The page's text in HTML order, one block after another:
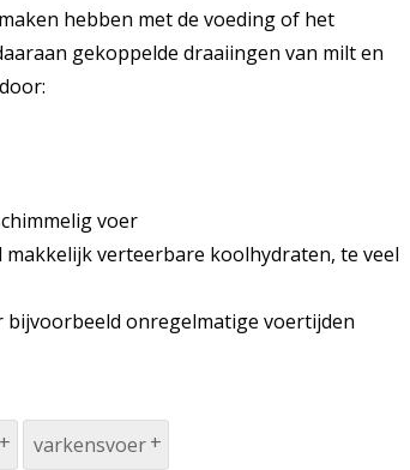
hebben met de voeding of het
gekoppelde draaiingen van milt en
voer
verteerbare koolhydraten, te veel
onregelmatige voertijden
varkensvoer